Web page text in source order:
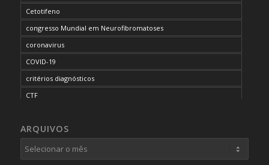
Cetotifeno
congresso Mundial em Neurofibromatoses
coronavirus
COVID-19
critérios diagnósticos
CTF
desordem do processamento auditivo
diagnóstico
dificuldades cognitivas
ARQUIVOS